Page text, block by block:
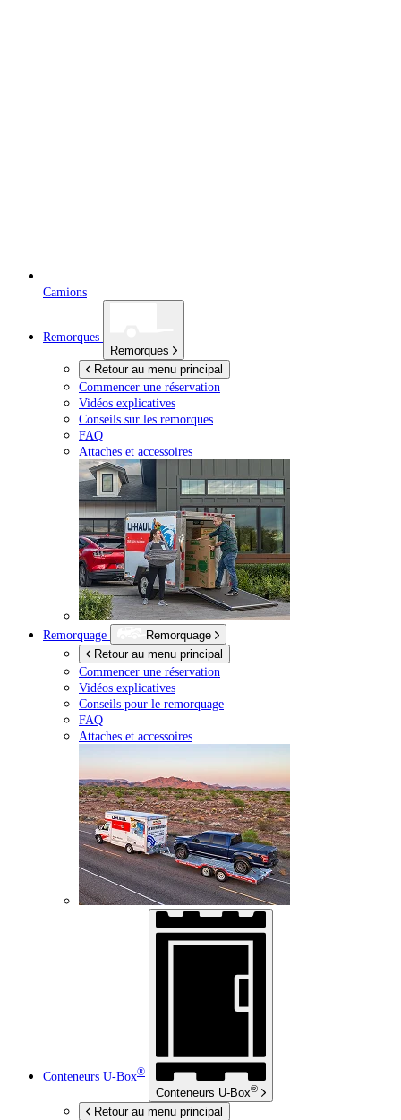
Camions
Remorques
Remorques
Retour au menu principal
Commencer une réservation
Vidéos explicatives
Conseils sur les remorques
FAQ
Attaches et accessoires
Remorquage
Remorquage
Retour au menu principal
Commencer une réservation
Vidéos explicatives
Conseils pour le remorquage
FAQ
Attaches et accessoires
Conteneurs U-Box®
Conteneurs U-Box®
Retour au menu principal